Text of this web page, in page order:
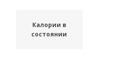
Калории в
состоянии